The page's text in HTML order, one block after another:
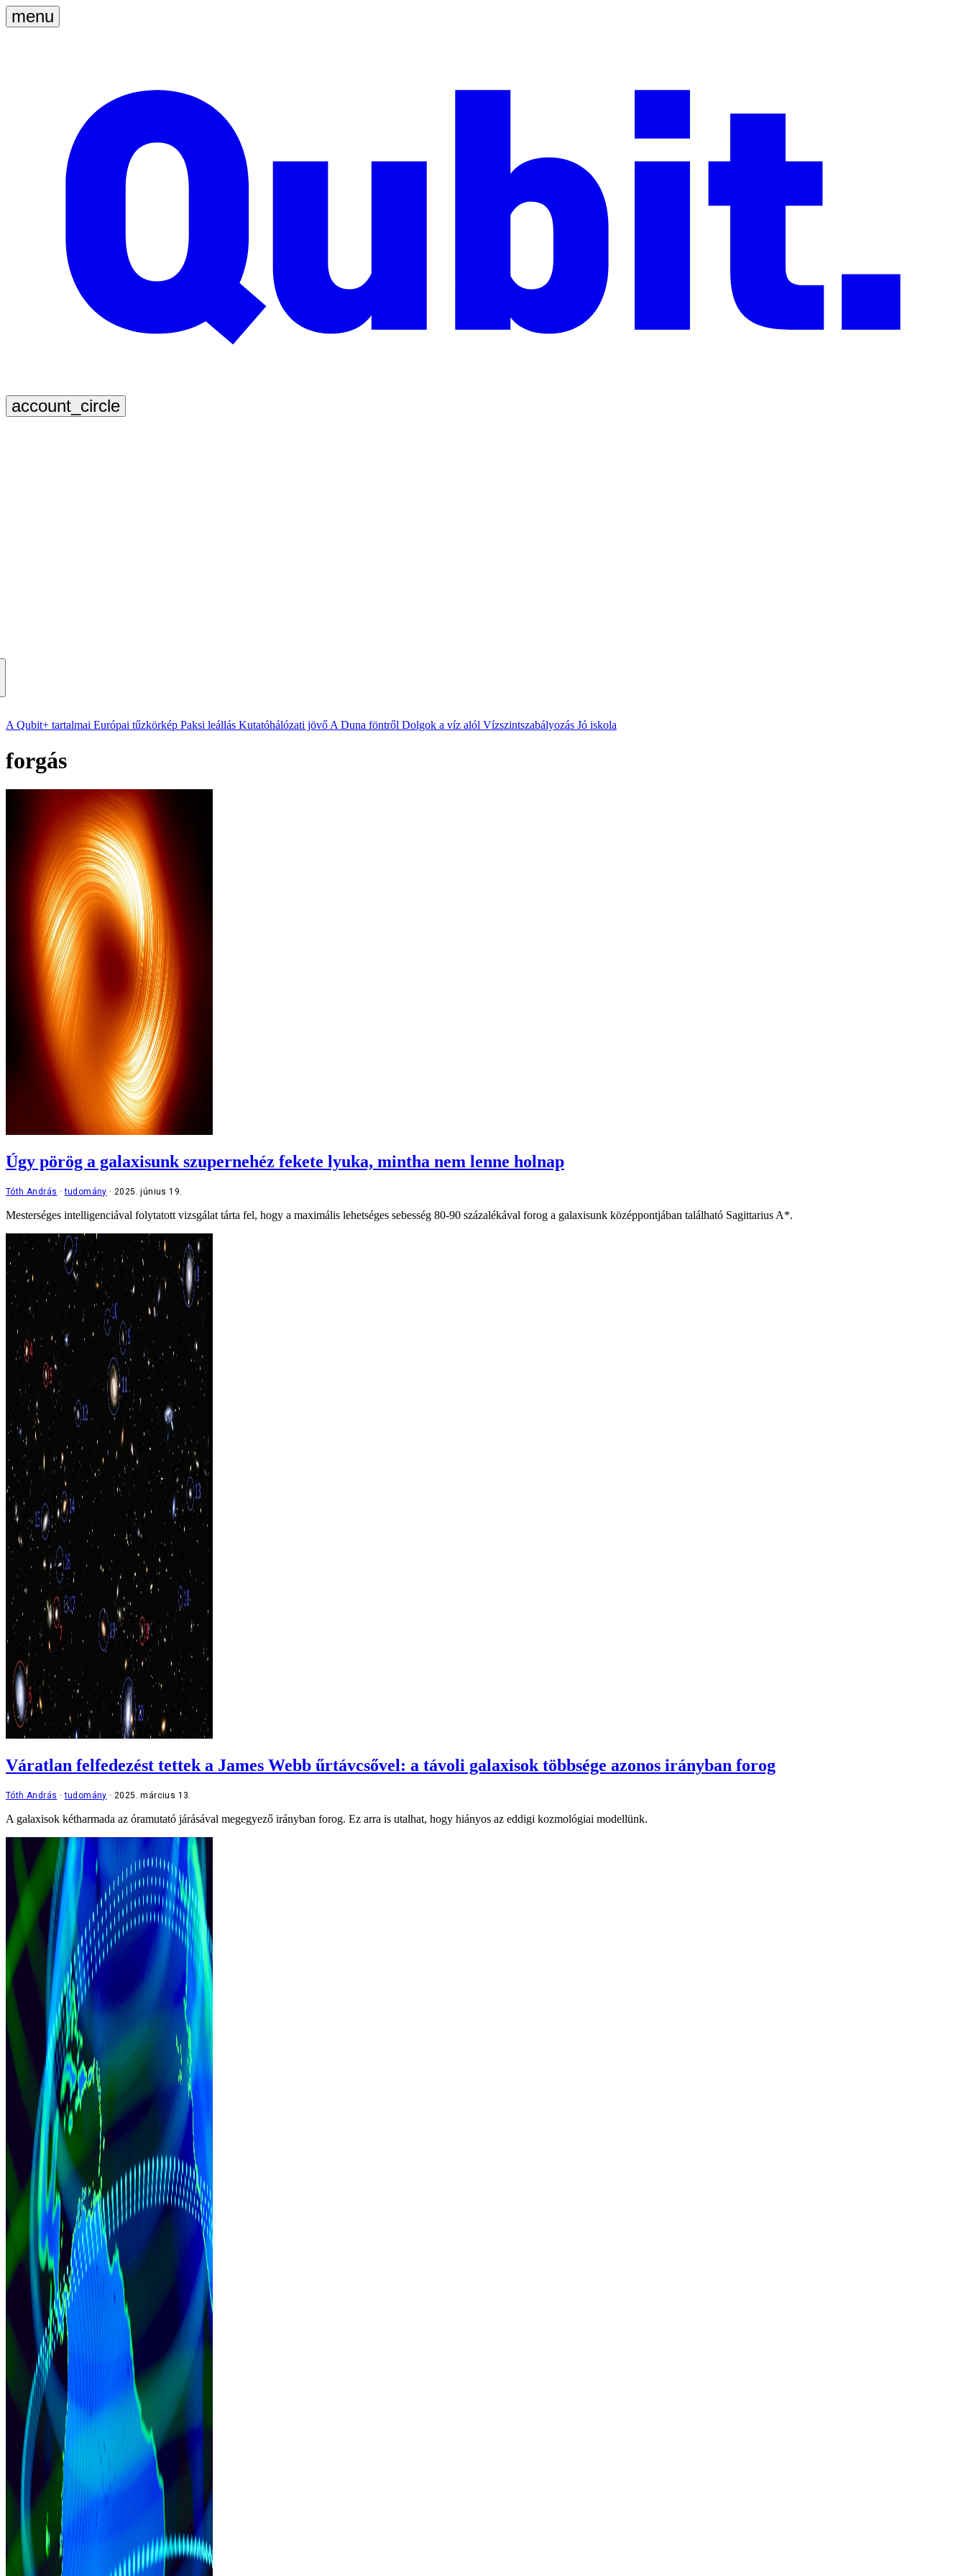
A Qubit+ tartalmai Európai tűzkörkép Paksi leállás Kutatóhálózati jövő A Duna föntről Dolgok a víz alól Vízszintszabályozás Jó iskola
forgás
Úgy pörög a galaxisunk szupernehéz fekete lyuka, mintha nem lenne holnap
Tóth András tudomány 2025. június 19.
Mesterséges intelligenciával folytatott vizsgálat tárta fel, hogy a maximális lehetséges sebesség 80-90 százalékával forog a galaxisunk középpontjában található Sagittarius A*.
Váratlan felfedezést tettek a James Webb űrtávcsővel: a távoli galaxisok többsége azonos irányban forog
Tóth András tudomány 2025. március 13.
A galaxisok kétharmada az óramutató járásával megegyező irányban forog. Ez arra is utalhat, hogy hiányos az eddigi kozmológiai modellünk.